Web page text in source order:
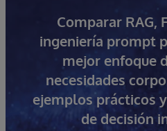
Comparar RAG,
ingeniería prompt
mejor enfoque
necesidades
ejemplos prácticos
de decisión